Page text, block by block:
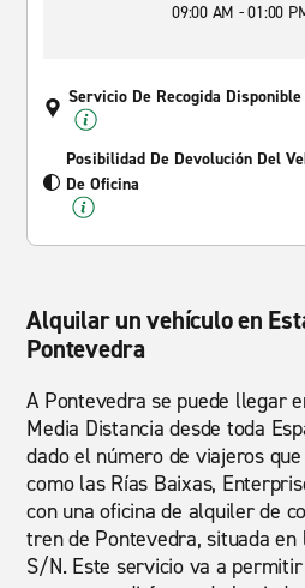
09:00 AM - 01:00
Servicio De Recogida Disponible
Posibilidad De Devolución Del
De Oficina
Alquilar un vehículo en
Pontevedra
A Pontevedra se puede llegar
Media Distancia desde toda
dado el número de viajeros
como las Rías Baixas,
con una oficina de alquiler de
tren de Pontevedra, situada en
S/N. Este servicio va a